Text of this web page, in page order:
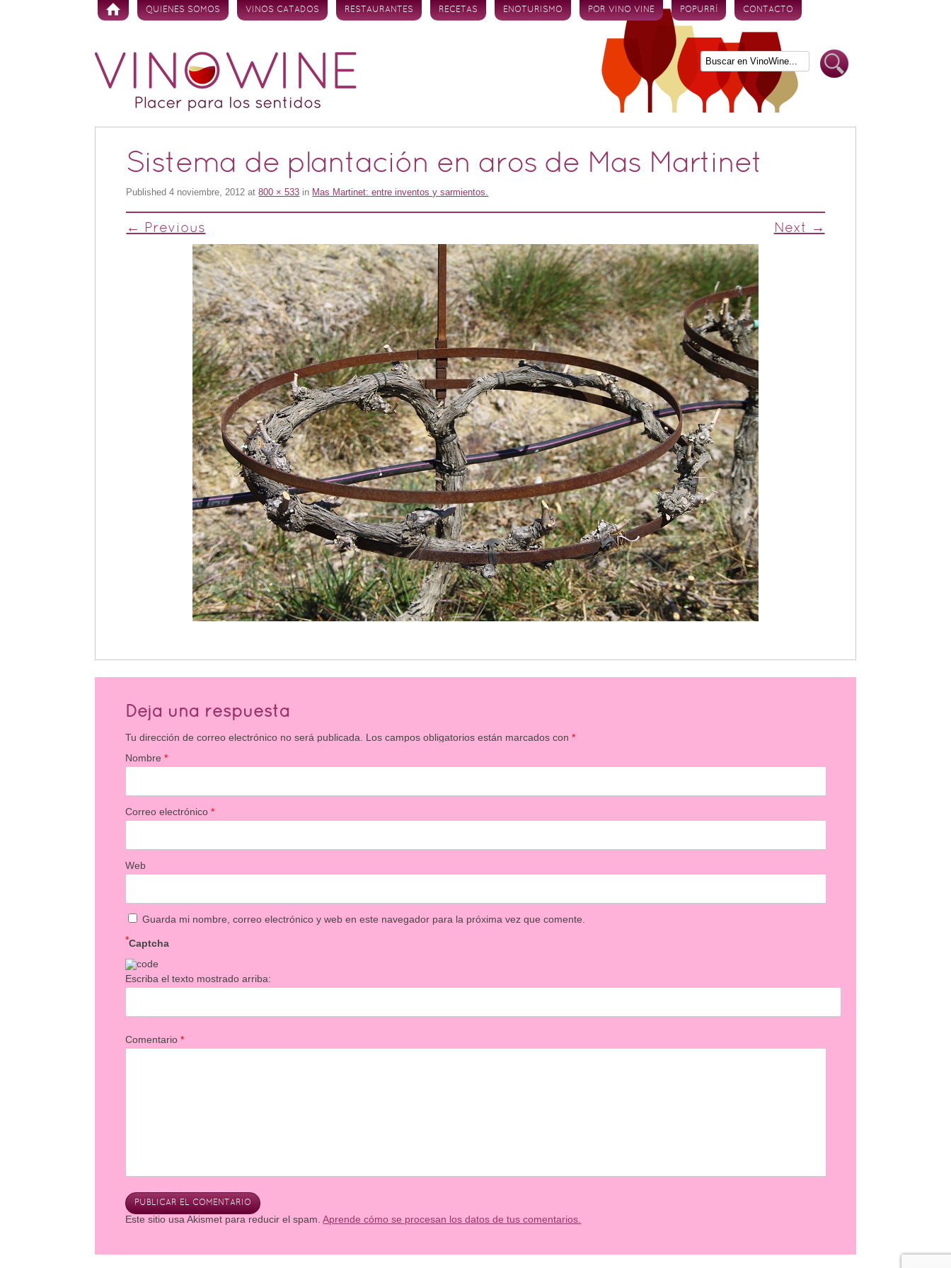
Skip to content
QUIENES SOMOS VINOS CATADOS RESTAURANTES RECETAS ENOTURISMO POR VINO VINE POPURRÍ CONTACTO
Sistema de plantación en aros de Mas Martinet
Published4 noviembre, 2012 at800 × 533 in Mas Martinet: entre inventos y sarmientos.
← Previous Next →
Deja una respuesta
Tu dirección de correo electrónico no será publicada. Los campos obligatorios están marcados con*
Nombre*
Correo electrónico*
Web
Guarda mi nombre, correo electrónico y web en este navegador para la próxima vez que comente.
Captcha
*
Escriba el texto mostrado arriba:
Comentario*
Este sitio usa Akismet para reducir el spam.Aprende cómo se procesan los datos de tus comentarios.